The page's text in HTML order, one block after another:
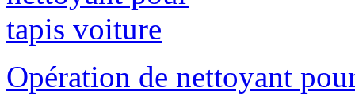
Opération de nettoyant